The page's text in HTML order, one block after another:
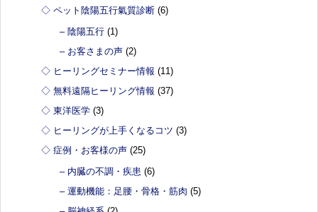
◇ ペット陰陽五行氣質診断 (6)
– 陰陽五行 (1)
– お客さまの声 (2)
◇ ヒーリングセミナー情報 (11)
◇ 無料遠隔ヒーリング情報 (37)
◇ 東洋医学 (3)
◇ ヒーリングが上手くなるコツ (3)
◇ 症例・お客様の声 (25)
– 内臓の不調・疾患 (6)
– 運動機能：足腰・骨格・筋肉 (5)